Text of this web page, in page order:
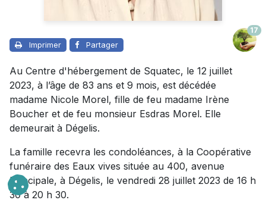
Imprimer Partager
17
Au Centre d'hébergement de Squatec, le 12 juillet
2023, à l’âge de 83 ans et 9 mois, est décédée
madame Nicole Morel, fille de feu madame Irène
Boucher et de feu monsieur Esdras Morel. Elle
demeurait à Dégelis.
La famille recevra les condoléances, à la Coopérative
funéraire des Eaux vives située au 400, avenue
Principale, à Dégelis, le vendredi 28 juillet 2023 de 16 h
30 à 20 h 30.